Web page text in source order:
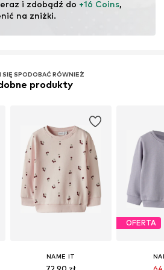
i zdobądź do +16 Coins,
na zniżki.
SIĘ SPODOBAĆ RÓWNIEŻ
produkty
NAME IT
OFERTA